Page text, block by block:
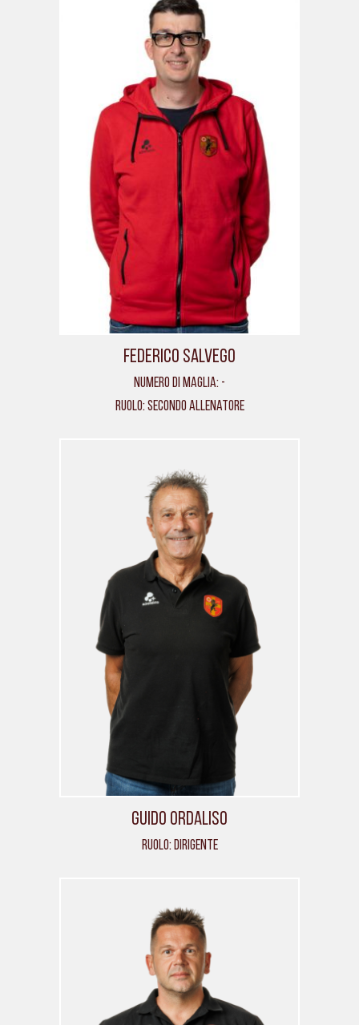
Federico Salvego
Numero di maglia: -
Ruolo: Secondo allenatore
Guido Ordaliso
Ruolo: Dirigente